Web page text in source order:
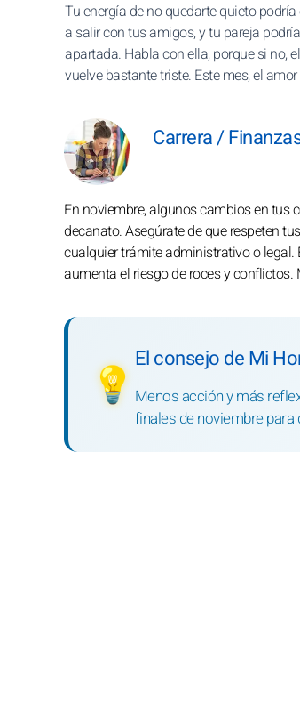
Tu energía de no quedarte quieto
a salir con tus amigos, y tu pareja
apartada. Habla con ella, porque si no,
vuelve bastante triste. Este mes, el
Carrera /
En noviembre, algunos cambios en tus
decanato. Asegúrate de que respeten
cualquier trámite administrativo o legal.
aumenta el riesgo de roces y
💡
El consejo de Mi
Menos acción y más
finales de noviembre